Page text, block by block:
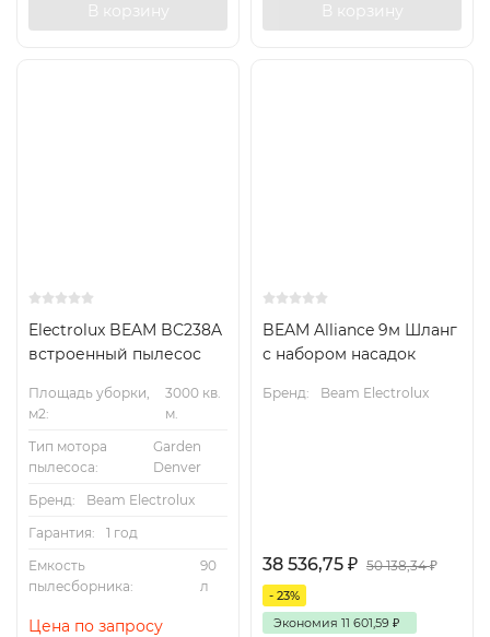
В корзину В корзину
Electrolux BEAM BC238A
встроенный пылесос
Площадь уборки,
м2:
3000 кв.
м.
Тип мотора
пылесоса:
Garden
Denver
Бренд:
Beam Electrolux
Гарантия:
1 год
Емкость
пылесборника:
90
л
Цена по запросу
BEAM Alliance 9м Шланг
с набором насадок
Бренд: Beam Electrolux
38 536,75 ₽ 50 138,34₽
- 23%
Экономия 11 601,59 ₽